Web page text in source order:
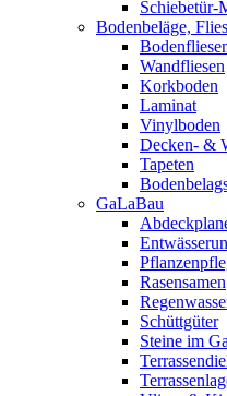
Schiebetür-
Bodenbeläge,
Wandfliesen
Korkboden
Laminat
Vinylboden
Decken- &
Tapeten
GaLaBau
Rasensamen
Schüttgüter
Steine im